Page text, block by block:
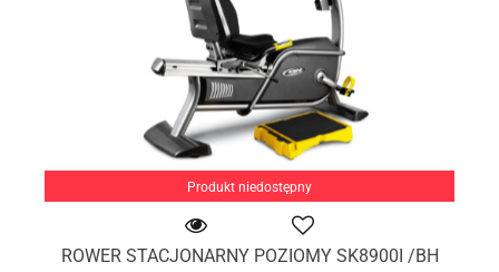
Produkt niedostępny
ROWER STACJONARNY POZIOMY SK8900I /BH